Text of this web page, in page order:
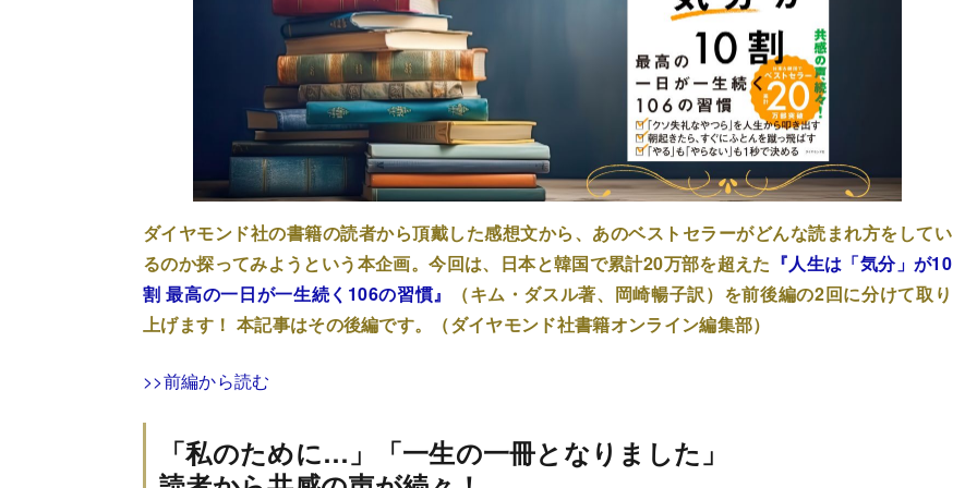
ダイヤモンド社の書籍の読者から頂戴した感想文から、あのベストセラーがどんな読まれ方をしてい
るのか探ってみようという本企画。今回は、日本と韓国で累計20万部を超えた 『人生は「気分」が10
割 最高の一日が一生続く106の習慣』
（キム・ダスル著、岡崎暢子訳）を前後編の2回に分けて取り
上げます！ 本記事はその後編です。（ダイヤモンド社書籍オンライン編集部）
>>前編から読む
「私のために…」「一生の一冊となりました」